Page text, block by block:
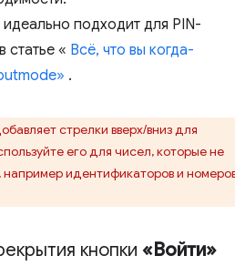
идеально подходит для PIN-
статье « Всё, что вы когда-
.
стрелки вверх/вниз для
его для чисел, которые не
идентификаторов и
кнопки «Войти»